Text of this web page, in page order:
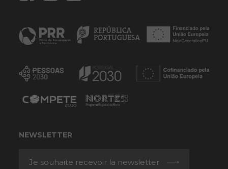
NEWSLETTER
Je souhaite recevoir la newsletter